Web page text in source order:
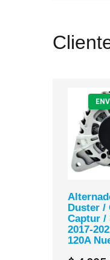
Duster /
Captur /
2017-
120A